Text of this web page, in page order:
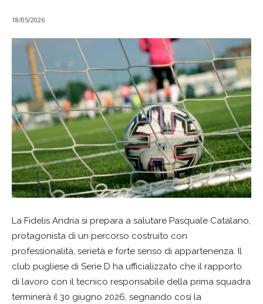
18/05/2026
La Fidelis Andria si prepara a salutare Pasquale Catalano,
protagonista di un percorso costruito con
professionalità, serietà e forte senso di appartenenza. Il
club pugliese di Serie D ha ufficializzato che il rapporto
di lavoro con il tecnico responsabile della prima squadra
terminerà il 30 giugno 2026, segnando così la